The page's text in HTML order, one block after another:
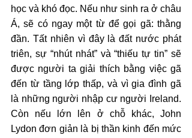
học và khó đọc. Nếu như sinh ra ở châu
Á, sẽ có ngay một từ để gọi gã: thằng
đần. Tất nhiên vì đây là đất nước phát
triên, sự “nhút nhát” và “thiếu tự tin” sẽ
được người ta giải thích bằng việc gã
đến từ tầng lớp thấp, và vì gia đình gã
là những người nhập cư người Ireland.
Còn nếu lớn lên ở chỗ khác, John
Lydon đơn giản là bị thần kinh đến mức